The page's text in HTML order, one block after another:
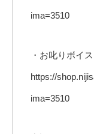
ima=3510
・お叱りボイス
https://
ima=3510